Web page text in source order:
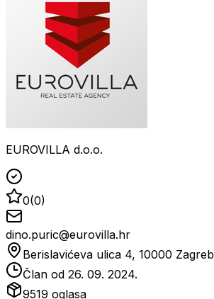
EUROVILLA d.o.o.
0(0)
dino.puric@eurovilla.hr
Berislavićeva ulica 4, 10000 Zagreb
Član od 26. 09. 2024.
9519 oglasa